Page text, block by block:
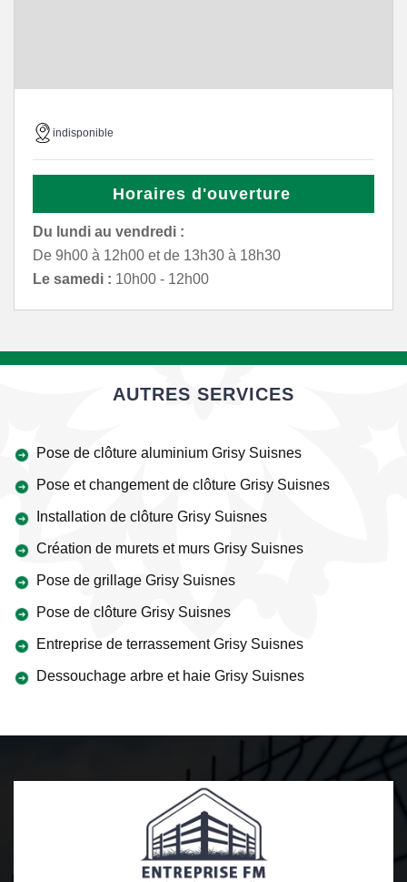
indisponible
Horaires d'ouverture
Du lundi au vendredi :
De 9h00 à 12h00 et de 13h30 à 18h30
Le samedi : 10h00 - 12h00
AUTRES SERVICES
Pose de clôture aluminium Grisy Suisnes
Pose et changement de clôture Grisy Suisnes
Installation de clôture Grisy Suisnes
Création de murets et murs Grisy Suisnes
Pose de grillage Grisy Suisnes
Pose de clôture Grisy Suisnes
Entreprise de terrassement Grisy Suisnes
Dessouchage arbre et haie Grisy Suisnes